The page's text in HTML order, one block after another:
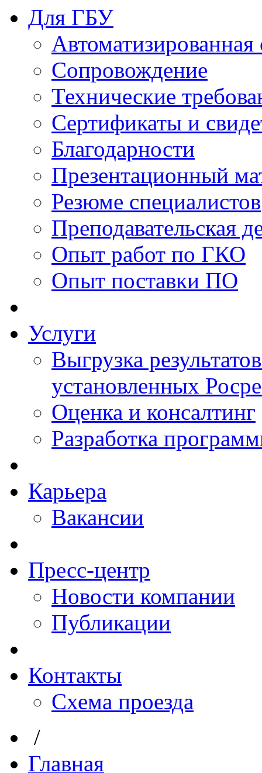
Для ГБУ
Сопровождение
Технические
Сертификаты и
Благодарности
Презентационный
Резюме специалистов
Преподавательская
Опыт работ по ГКО
Опыт поставки ПО
Услуги
Выгрузка
установленных
Оценка и консалтинг
Разработка
Карьера
Вакансии
Пресс-центр
Новости компании
Публикации
Контакты
Схема проезда
/
Главная